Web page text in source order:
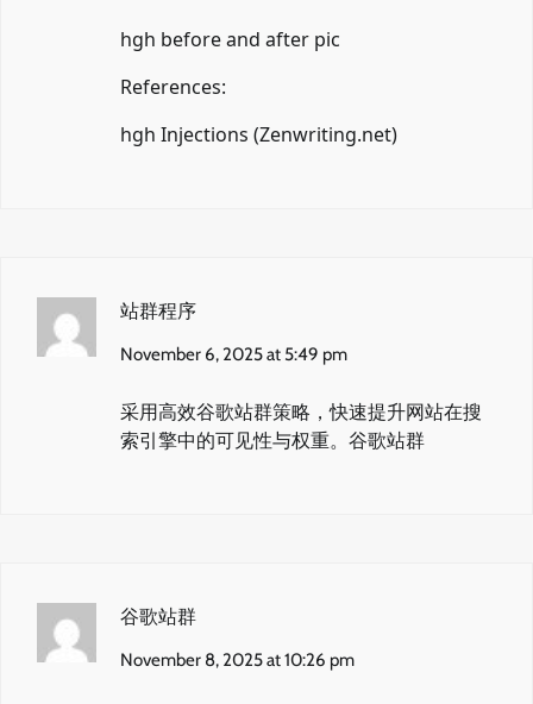
hgh before and after pic
References:
hgh Injections (Zenwriting.net)
站群程序
November 6, 2025 at 5:49 pm
采用高效谷歌站群策略，快速提升网站在搜
索引擎中的可见性与权重。 谷歌站群
谷歌站群
November 8, 2025 at 10:26 pm